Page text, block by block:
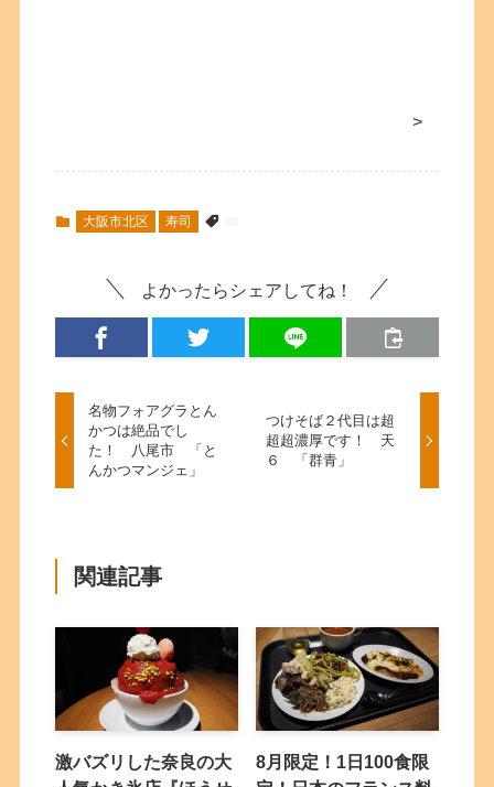
>
大阪市北区 寿司
よかったらシェアしてね！
名物フォアグラとん
かつは絶品でし
た！ 八尾市 「と
んかつマンジェ」
つけそば２代目は超
超超濃厚です！ 天
６ 「群青」
関連記事
激バズリした奈良の大
8月限定！1日100食限